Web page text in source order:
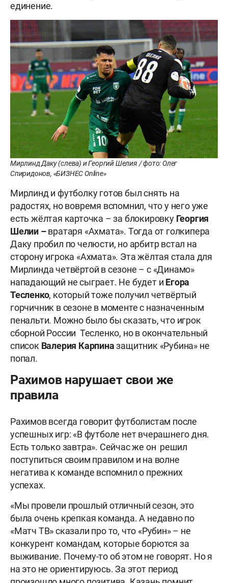
единение.
Мирлинд Даку (слева) и Георгий Шелия / фото: Олег
Спиридонов, «БИЗНЕС Online»
Мирлинд и футболку готов был снять на
радостях, но вовремя вспомнил, что у него уже
есть жёлтая карточка – за блокировку Георгия
Шелии –вратаря «Ахмата». Тогда от голкипера
Даку пробил по челюсти, но арбитр встал на
сторону игрока «Ахмата». Эта жёлтая стала для
Мирлинда четвёртой в сезоне – с «Динамо»
нападающий не сыграет. Не будет и Егора
Тесленко, который тоже получил четвёртый
горчичник в сезоне в моменте с назначенным
пенальти. Можно было бы сказать, что игрок
сборной России Тесленко, но в окончательный
списокВалерия Карпиназащитник «Рубина» не
попал.
Рахимов нарушает свои же
правила
Рахимов всегда говорит футболистам после
успешных игр: «В футболе нет вчерашнего дня.
Есть только завтра». Сейчас же он решил
поступиться своим правилом и на волне
негатива к команде вспомнил о прежних
успехах.
«Мы провели прошлый отличный сезон, это
была очень крепкая команда. А недавно по
«Матч ТВ» сказали про то, что «Рубин» – не
конкурент командам, которые борются за
выживание. Почему-то об этом не говорят. Но я
на это не ориентируюсь. За этот период